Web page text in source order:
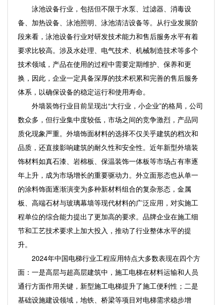
泳池设备行业，包括但不限于水泵、过滤器、消毒设
备、加热设备、泳池照明、泳池清洁设备等。从行业发展阶
段来看，泳池设备行业对研发技术能力和售后服务水平有着
要求比较高。涉及水处理、电气技术、机械制造技术等多个
技术领域，产品在使用的过程中需要定期维护、保养和更
换，因此，企业一定具备深厚的技术积累和完善的售后服务
体系，以确保设备的稳定运行和使用寿命。
外墙装饰行业目前呈现出“大行业，小企业”的格局，公司
数众多，但行业集中度较低，市场之间的竞争激烈，产品同
质化现象严重。外墙饰面材料的选择不仅关乎建筑的档次和
品质，还直接影响建筑的耐久性和安全性。近年新型外墙装
饰材料如真石漆、岩棉板、保温装饰一体板等市场占有率逐
年上升，成为市场增长的重要驱动力。外立面形态也从单一
的涂料饰面逐渐演变为多种新材料组合的复杂形态，金属
板、高端石材与玻璃幕墙等现代材料的广泛应用，对实施工
程单位的综合能力提出了更加高的要求。品牌企业在施工细
节和工艺技术要求上加大投入，推动了行业整体水平的提
升。
2024年中国电梯行业工程应用特点大多数表现在四个方
面：一是高层与超高层建筑中，施工电梯在材料运输和人员
通行方面作用关键，新型施工电梯提升了施工便利性；二是
基础设施建设领域，地铁、桥梁等项目对电梯需求稳步增